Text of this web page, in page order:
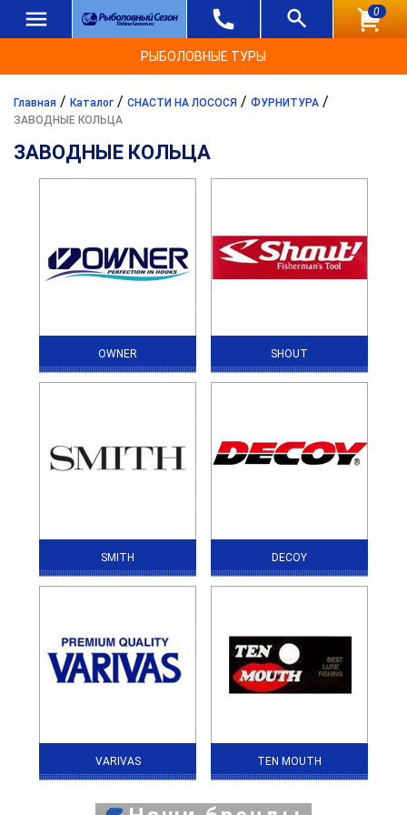
0
РЫБОЛОВНЫЕ ТУРЫ
Главная / Каталог / СНАСТИ НА ЛОСОСЯ / ФУРНИТУРА /
ЗАВОДНЫЕ КОЛЬЦА
ЗАВОДНЫЕ КОЛЬЦА
OWNER SHOUT
SMITH DECOY
VARIVAS TEN MOUTH